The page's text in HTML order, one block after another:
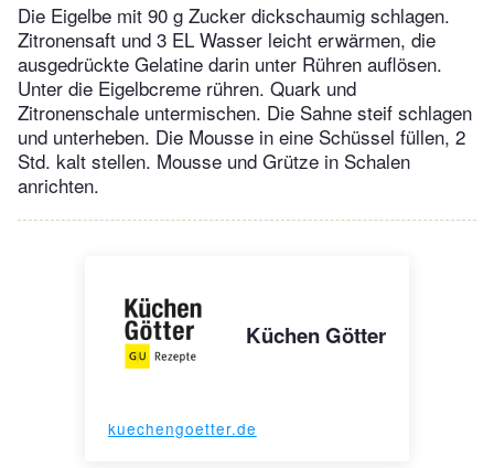
Die Eigelbe mit 90 g Zucker dickschaumig schlagen.
Zitronensaft und 3 EL Wasser leicht erwärmen, die
ausgedrückte Gelatine darin unter Rühren auflösen.
Unter die Eigelbcreme rühren. Quark und
Zitronenschale untermischen. Die Sahne steif schlagen
und unterheben. Die Mousse in eine Schüssel füllen, 2
Std. kalt stellen. Mousse und Grütze in Schalen
anrichten.
Küchen Götter
kuechengoetter.de